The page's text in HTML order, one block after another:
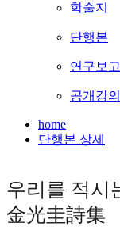
학술지
단행본
연구보
공개강의
home
단행본 상세
우리를 적시
金光圭詩集